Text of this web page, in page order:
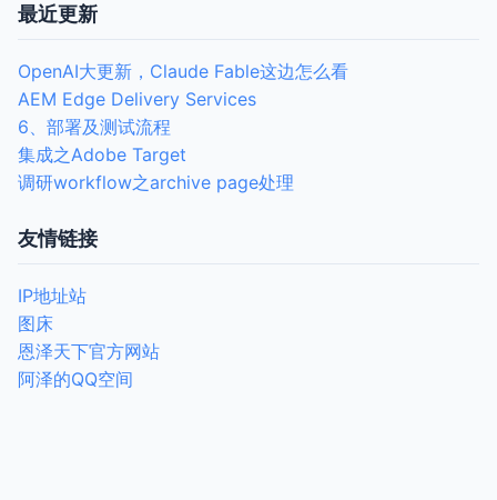
最近更新
OpenAI大更新，Claude Fable这边怎么看
AEM Edge Delivery Services
6、部署及测试流程
集成之Adobe Target
调研workflow之archive page处理
友情链接
IP地址站
图床
恩泽天下官方网站
阿泽的QQ空间